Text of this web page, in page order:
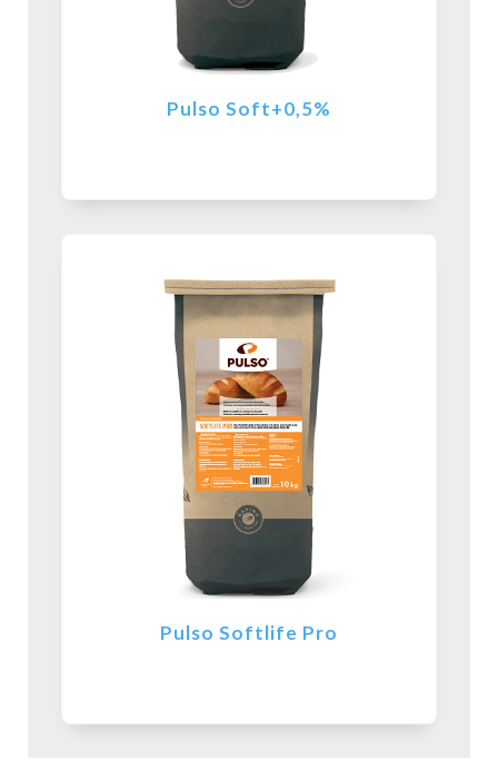
Pulso Soft+0,5%
Pulso Softlife Pro